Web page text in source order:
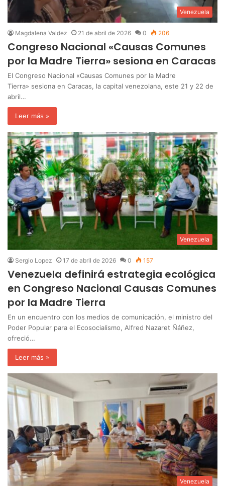
Venezuela
Magdalena Valdez 21 de abril de 2026 0 206
Congreso Nacional «Causas Comunes
por la Madre Tierra» sesiona en Caracas
El Congreso Nacional «Causas Comunes por la Madre
Tierra» sesiona en Caracas, la capital venezolana, este 21 y 22 de
abril…
Leer más »
Venezuela
Sergio Lopez 17 de abril de 2026 0 157
Venezuela definirá estrategia ecológica
en Congreso Nacional Causas Comunes
por la Madre Tierra
‎En un encuentro con los medios de comunicación, el ministro del
Poder Popular para el Ecosocialismo, Alfred Nazaret Ñáñez,
ofreció…
Leer más »
Venezuela